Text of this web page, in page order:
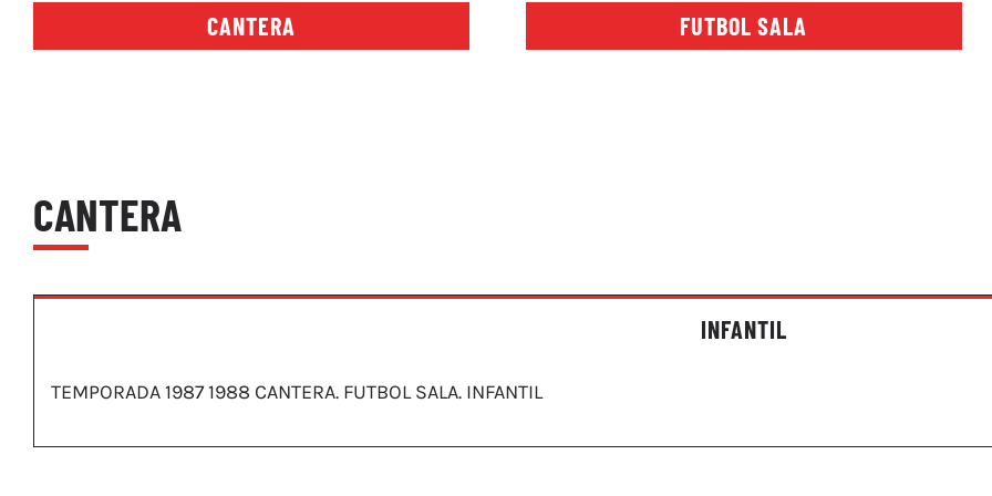
CANTERA FUTBOL SALA
CANTERA
INFANTIL
TEMPORADA 1987 1988 CANTERA. FUTBOL SALA. INFANTIL